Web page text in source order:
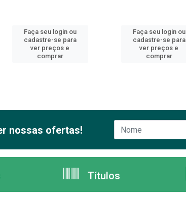
Faça seu login ou
cadastre-se para
ver preços e
comprar
Faça seu login ou
cadastre-se para
ver preços e
comprar
nossas ofertas!
Títulos